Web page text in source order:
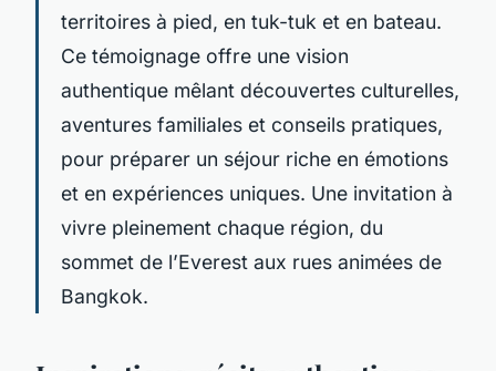
territoires à pied, en tuk-tuk et en bateau.
Ce témoignage offre une vision
authentique mêlant découvertes culturelles,
aventures familiales et conseils pratiques,
pour préparer un séjour riche en émotions
et en expériences uniques. Une invitation à
vivre pleinement chaque région, du
sommet de l’Everest aux rues animées de
Bangkok.